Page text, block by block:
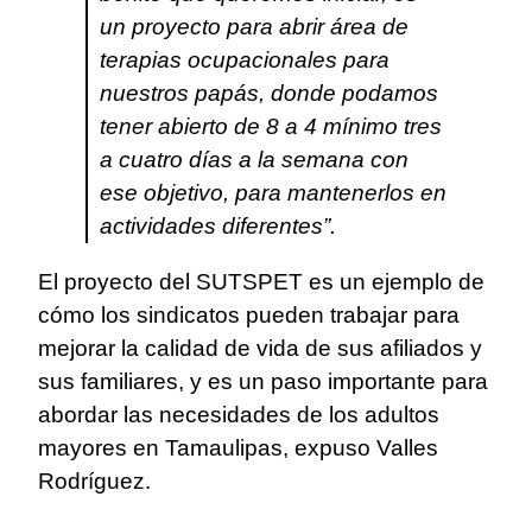
un proyecto para abrir área de
terapias ocupacionales para
nuestros papás, donde podamos
tener abierto de 8 a 4 mínimo tres
a cuatro días a la semana con
ese objetivo, para mantenerlos en
actividades diferentes”.
El proyecto del SUTSPET es un ejemplo de
cómo los sindicatos pueden trabajar para
mejorar la calidad de vida de sus afiliados y
sus familiares, y es un paso importante para
abordar las necesidades de los adultos
mayores en Tamaulipas, expuso Valles
Rodríguez.